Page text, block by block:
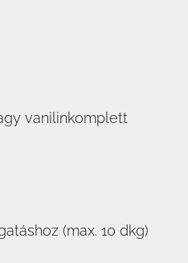
vanilinkomplett
(max. 10 dkg)